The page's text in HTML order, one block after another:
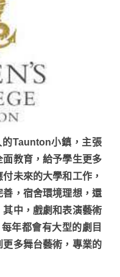
的Taunton小鎮，主張
面教育，給予學生更多
未來的大學和工作，
，宿舍環境理想，還
中，戲劇和表演藝術
年都會有大型的劇目
多舞台藝術，專業的